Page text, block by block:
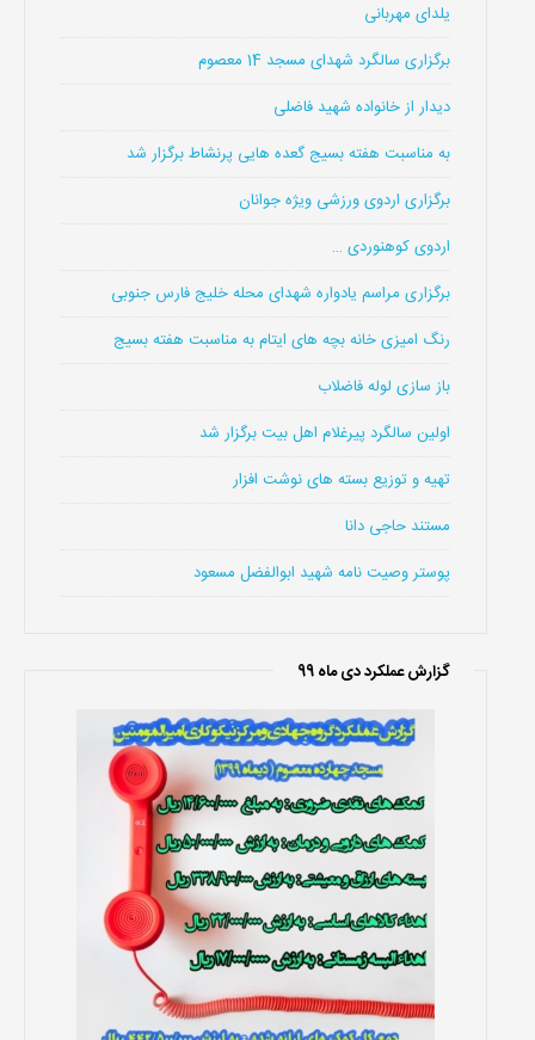
یلدای مهربانی
برگزاری سالگرد شهدای مسجد 14 معصوم
دیدار از خانواده شهید فاضلی
به مناسبت هفته بسیج گعده هایی پرنشاط برگزار شد
برگزاری اردوی ورزشی ویژه جوانان
اردوی کوهنوردی …
برگزاری مراسم یادواره شهدای محله خلیج فارس جنوبی
رنگ امیزی خانه بچه های ایتام به مناسبت هفته بسیج
باز سازی لوله فاضلاب
اولین سالگرد پیرغلام اهل بیت برگزار شد
تهیه و توزیع بسته های نوشت افزار
مستند حاجی دانا
پوستر وصیت نامه شهید ابوالفضل مسعود
گزارش عملکرد دی ماه 99